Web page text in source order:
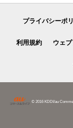
プライバシーポ
利用規約 ウェ
© 2016 KDDI/au